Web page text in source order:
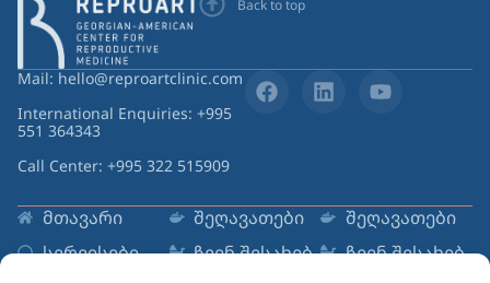
Back to top
Mail: hello@reproartclinic.com
International Enquiries: +995
551 364343
Call Center: +995 322 515909
მთავარი
სერვისები
შეღავათები
ჩვენ შესახებ
შეღავათები
ჩვენ შესახებ